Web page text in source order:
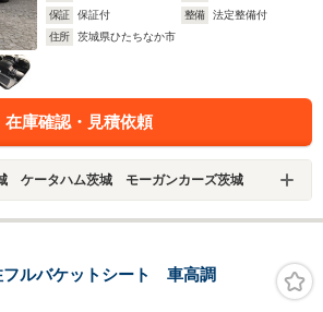
保証
保証付 整備
法定整備付
住所
茨城県ひたちなか市
在庫確認・見積依頼
ケータハム茨城 モーガンカーズ茨城
ルバケットシート 車高調